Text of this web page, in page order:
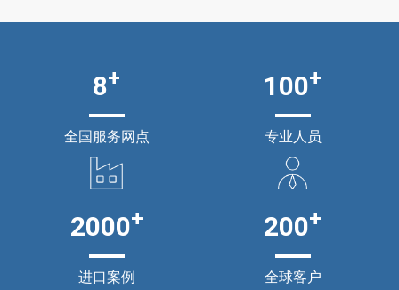
8+
全国服务网点
100+
专业人员
2000+
进口案例
200+
全球客户